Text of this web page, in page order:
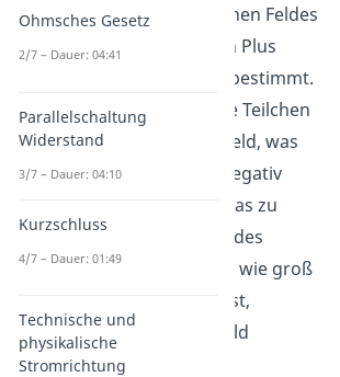
Die Richtung des elektrischen Feldes
wird durch das Vorzeichen Plus
bestimmt.
Das heißt, positiv geladene Teilchen
besitzen ein elektrisches Feld, was
von ihnen wegführt und negativ
geladene Teilchen eines, was zu
ihnen hinführt. Die Stärke des
Feldes ist davon abhängig, wie groß
die Ladung des Teilchens ist,
welches das elektrische Feld
erzeugt.
Ohmsches Gesetz
2/7 – Dauer: 04:41
Parallelschaltung
Widerstand
3/7 – Dauer: 04:10
Kurzschluss
4/7 – Dauer: 01:49
Technische und
physikalische
Stromrichtung